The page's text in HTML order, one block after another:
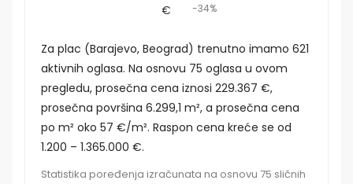
€
-34%
Za plac (Barajevo, Beograd) trenutno imamo 621
aktivnih oglasa. Na osnovu 75 oglasa u ovom
pregledu, prosečna cena iznosi 229.367 €,
prosečna površina 6.299,1 m², a prosečna cena
po m² oko 57 €/m². Raspon cena kreće se od
1.200 – 1.365.000 €.
Statistika poređenja izračunata na osnovu 75 sličnih